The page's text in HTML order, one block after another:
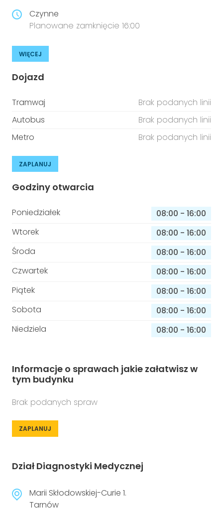
Czynne
Planowane zamknięcie 16:00
WIĘCEJ
Dojazd
Tramwaj
Brak podanych linii
Autobus
Brak podanych linii
Metro
Brak podanych linii
ZAPLANUJ
Godziny otwarcia
Poniedziałek 08:00 - 16:00
Wtorek
08:00 - 16:00
Środa
08:00 - 16:00
Czwartek
08:00 - 16:00
Piątek
08:00 - 16:00
Sobota
08:00 - 16:00
Niedziela
08:00 - 16:00
Informacje o sprawach jakie załatwisz w
tym budynku
Brak podanych spraw
ZAPLANUJ
Dział Diagnostyki Medycznej
Marii Skłodowskiej-Curie 1.
Tarnów